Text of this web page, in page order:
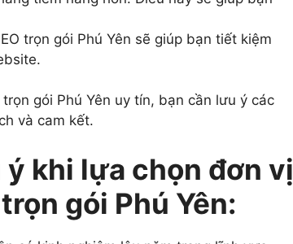
trọn gói Phú Yên sẽ giúp bạn tiết kiệm
gói Phú Yên uy tín, bạn cần lưu ý các
và cam kết.
khi lựa chọn đơn vị
gói Phú Yên: